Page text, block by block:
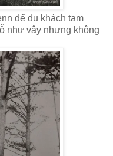
để du khách tạm
như vậy nhưng không